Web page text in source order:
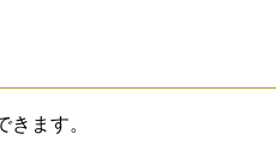
ます。